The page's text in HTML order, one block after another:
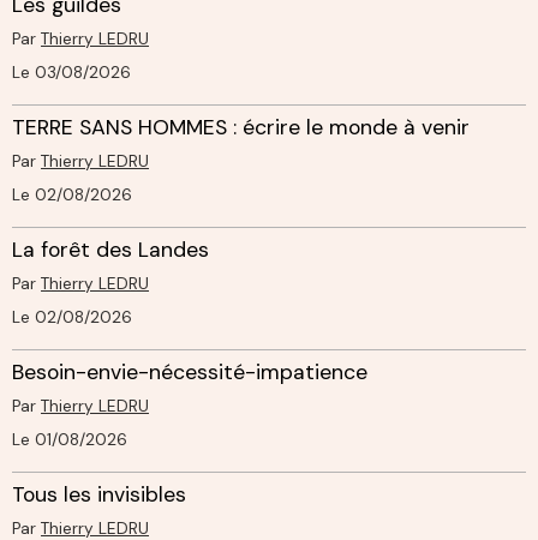
Par Thierry LEDRU
Le 03/08/2026
TERRE SANS HOMMES : écrire le monde à venir
Par Thierry LEDRU
Le 02/08/2026
La forêt des Landes
Par Thierry LEDRU
Le 02/08/2026
Besoin-envie-nécessité-impatience
Par Thierry LEDRU
Le 01/08/2026
Tous les invisibles
Par Thierry LEDRU